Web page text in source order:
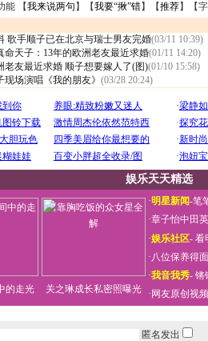
能 【我来说两句 】【我要“揪”错】【推荐】【
歌手顺子已在北京与瑞士男友完婚(03/11 10:39)
命天子：13年的欧洲老友最近求婚(01/11 14:20)
老友最近求婚 顺子想要嫁人了(图)(01/10 15:58)
现场演唱《我的朋友》 (03/28 20:24)
娱乐天天精选
的走光 关之琳成长私密照曝光
·明星新闻-笔
·章子怡中田
·娱乐社区- 看
·八位保养得
·我音我秀- 锵
· 网友原创视
匿名发出